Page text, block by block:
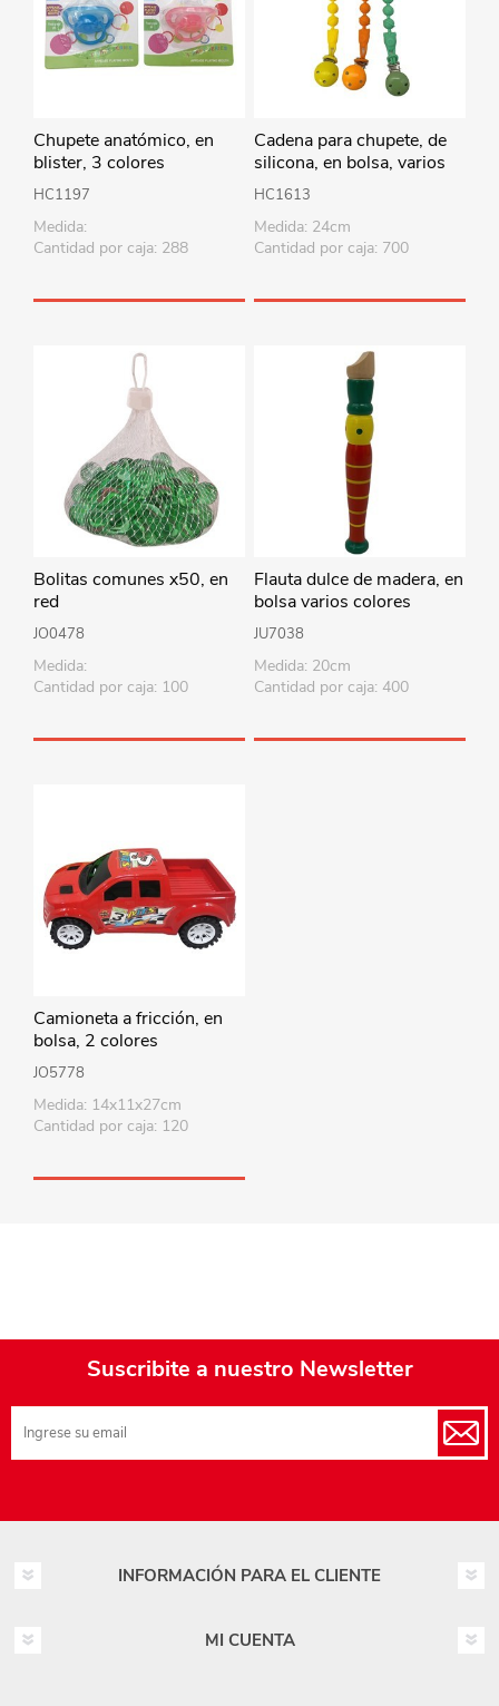
Chupete anatómico, en
blister, 3 colores
HC1197
Medida:
Cantidad por caja: 288
Cadena para chupete, de
silicona, en bolsa, varios
colores
HC1613
Medida: 24cm
Cantidad por caja: 700
Bolitas comunes x50, en
red
JO0478
Medida:
Cantidad por caja: 100
Flauta dulce de madera, en
bolsa varios colores
JU7038
Medida: 20cm
Cantidad por caja: 400
Camioneta a fricción, en
bolsa, 2 colores
JO5778
Medida: 14x11x27cm
Cantidad por caja: 120
Suscribite a nuestro Newsletter
INFORMACIÓN PARA EL CLIENTE
MI CUENTA